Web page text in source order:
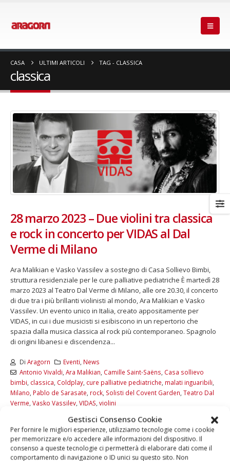
Gestisci Consenso Cookie
Per fornire le migliori esperienze, utilizziamo tecnologie come i cookie
per memorizzare e/o accedere alle informazioni del dispositivo. Il
consenso a queste tecnologie ci permetterà di elaborare dati come il
comportamento di navigazione o ID unici su questo sito. Non
CASA ULTIMI ARTICOLI TAG - CLASSICA
classica
28 marzo 2023 – Due violini tra classica
e rock in concerto per VIDAS al Dal
Verme di Milano
Ara Malikian e Vasko Vassilev a sostegno di Casa Sollievo Bimbi,
struttura residenziale per le cure palliative pediatriche È martedì 28
marzo 2023 al Teatro Dal Verme di Milano, alle ore 20.30, il concerto
di due tra i più brillanti violinisti al mondo, Ara Malikian e Vasko
Vassilev. Un evento unico in Italia, creato appositamente per
VIDAS, in cui i due musicisti si esibiscono in un repertorio che
spazia dalla musica classica al rock più contemporaneo. Spagnolo
di origini libanesi e discendenza...
Di Aragorn Eventi News
Antonio Vivaldi Ara Malikian Camille Saint-Saëns Casa sollievo
bimbi classica Coldplay cure palliative pediatriche malati inguaribili
Milano Pablo de Sarasate rock Solisti del Covent Garden Teatro Dal
Verme Vasko Vassilev VIDAS violini
LEGGI DI PIÙ...